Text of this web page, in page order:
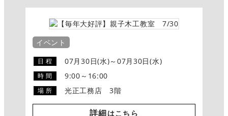
イベント
日 程 07月30日(水)～07月30日(水)
時 間 9:00～16:00
場 所 光正工務店 3階
詳細はこちら